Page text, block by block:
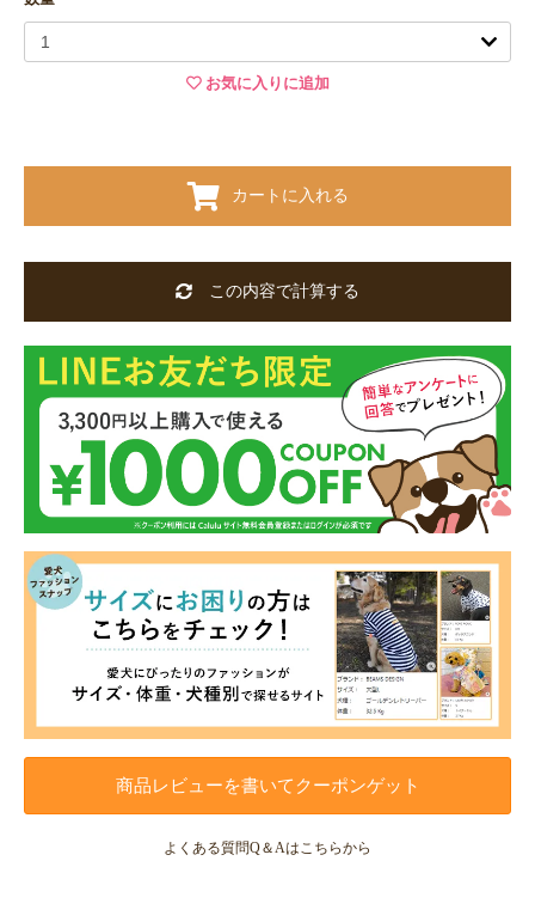
お気に入りに追加
カートに入れる
この内容で計算する
商品レビューを書いてクーポンゲット
よくある質問Q＆Aはこちらから